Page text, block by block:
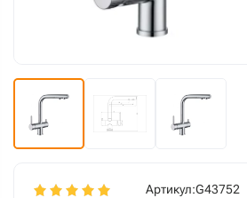
Артикул:G43752